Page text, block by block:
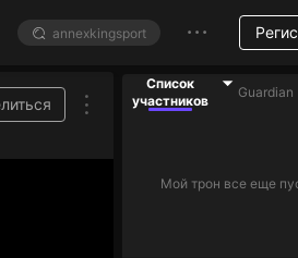
Список
участников
Guardian
Мой трон все еще